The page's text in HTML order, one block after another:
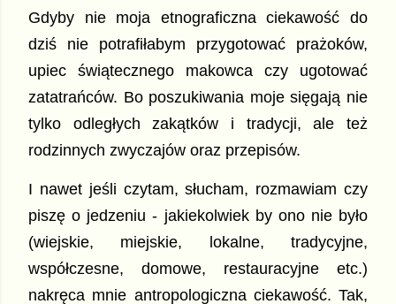
Gdyby nie moja etnograficzna ciekawość do
dziś nie potrafiłabym przygotować prażoków,
upiec świątecznego makowca czy ugotować
zatatrańców. Bo poszukiwania moje sięgają nie
tylko odległych zakątków i tradycji, ale też
rodzinnych zwyczajów oraz przepisów.
I nawet jeśli czytam, słucham, rozmawiam czy
piszę o jedzeniu - jakiekolwiek by ono nie było
(wiejskie, miejskie, lokalne, tradycyjne,
współczesne, domowe, restauracyjne etc.)
nakręca mnie antropologiczna ciekawość. Tak,